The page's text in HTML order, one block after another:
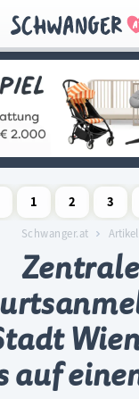
1
2
Schwangerschaftswoche
3
Schwanger.at Artikel
Zentrale
auf